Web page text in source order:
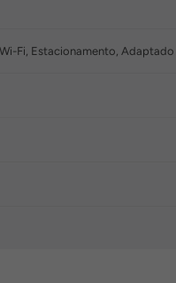
Fi, Estacionamento,